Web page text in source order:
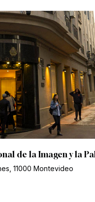
de la Imagen y la
11000 Montevideo